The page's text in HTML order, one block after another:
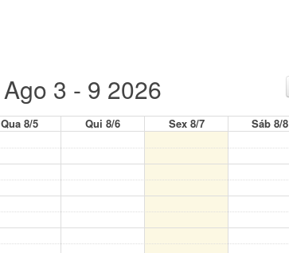
Ago 3 - 9 2026
Qua 8/5 Qui 8/6 Sex 8/7 Sáb 8/8